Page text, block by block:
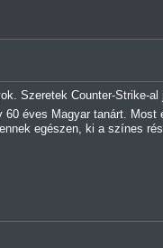
Szeretek Counter-Strike-
éves Magyar tanárt. Most
egészen, ki a színes